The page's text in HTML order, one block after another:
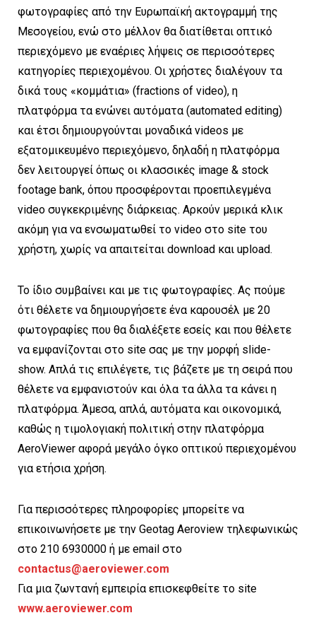
φωτογραφίες από την Ευρωπαϊκή ακτογραμμή της
Μεσογείου, ενώ στο μέλλον θα διατίθεται οπτικό
περιεχόμενο με εναέριες λήψεις σε περισσότερες
κατηγορίες περιεχομένου. Οι χρήστες διαλέγουν τα
δικά τους «κομμάτια» (fractions of video), η
πλατφόρμα τα ενώνει αυτόματα (automated editing)
και έτσι δημιουργούνται μοναδικά videos με
εξατομικευμένο περιεχόμενο, δηλαδή η πλατφόρμα
δεν λειτουργεί όπως οι κλασσικές image & stock
footage bank, όπου προσφέρονται προεπιλεγμένα
video συγκεκριμένης διάρκειας. Αρκούν μερικά κλικ
ακόμη για να ενσωματωθεί το video στο site του
χρήστη, χωρίς να απαιτείται download και upload.
Το ίδιο συμβαίνει και με τις φωτογραφίες. Ας πούμε
ότι θέλετε να δημιουργήσετε ένα καρουσέλ με 20
φωτογραφίες που θα διαλέξετε εσείς και που θέλετε
να εμφανίζονται στο site σας με την μορφή slide-
show. Απλά τις επιλέγετε, τις βάζετε με τη σειρά που
θέλετε να εμφανιστούν και όλα τα άλλα τα κάνει η
πλατφόρμα. Άμεσα, απλά, αυτόματα και οικονομικά,
καθώς η τιμολογιακή πολιτική στην πλατφόρμα
AeroViewer αφορά μεγάλο όγκο οπτικού περιεχομένου
για ετήσια χρήση.
Για περισσότερες πληροφορίες μπορείτε να
επικοινωνήσετε με την Geotag Aeroview τηλεφωνικώς
στο 210 6930000 ή με email στο
contactus@aeroviewer.com
Για μια ζωντανή εμπειρία επισκεφθείτε το site
www.aeroviewer.com